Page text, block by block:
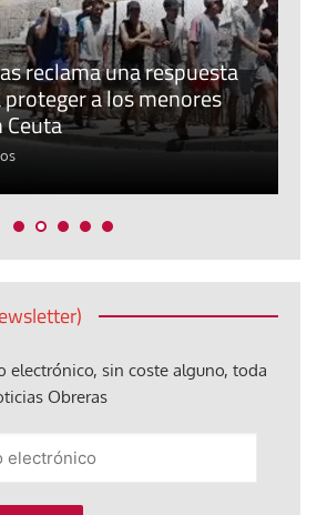
reclama una respuesta
a los menores
Ceuta
electrónico, sin coste alguno, toda
Obreras